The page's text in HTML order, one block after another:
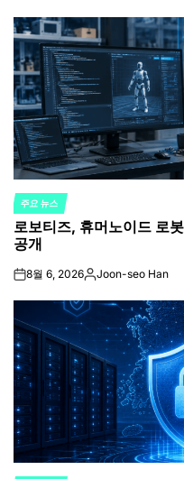
POSTED
IN
주요 뉴스
로보티즈, 휴머노이드 로
공개
on8월 6, 2026Posted
Joon-seo Han